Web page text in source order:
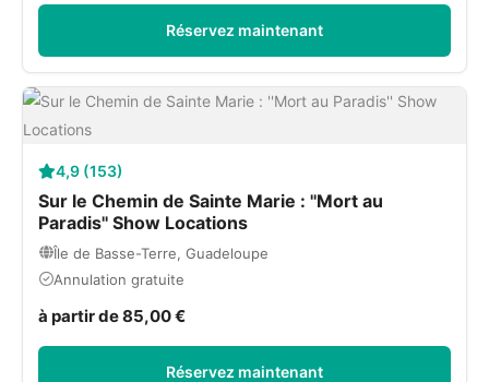
Réservez maintenant
4,9 (153)
Sur le Chemin de Sainte Marie : ''Mort au
Paradis'' Show Locations
Île de Basse-Terre, Guadeloupe
Annulation gratuite
à partir de 85,00 €
Réservez maintenant